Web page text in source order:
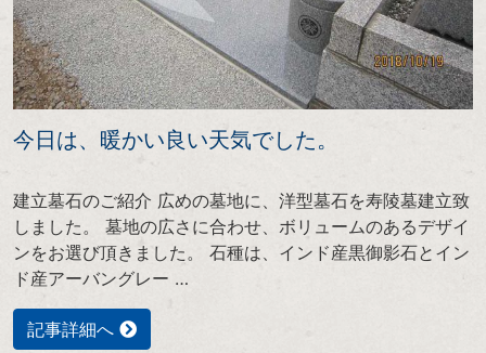
今日は、暖かい良い天気でした。
建立墓石のご紹介 広めの墓地に、洋型墓石を寿陵墓建立致
しました。 墓地の広さに合わせ、ボリュームのあるデザイ
ンをお選び頂きました。 石種は、インド産黒御影石とイン
ド産アーバングレー …
記事詳細へ